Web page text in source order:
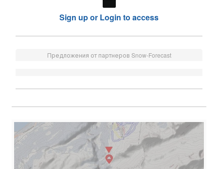
Sign up or Login to access
Предложения от партнеров Snow-Forecast